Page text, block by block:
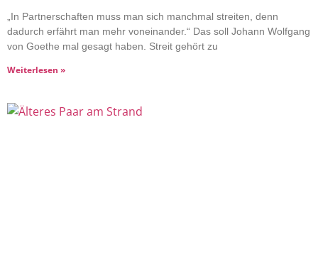
„In Partnerschaften muss man sich manchmal streiten, denn
dadurch erfährt man mehr voneinander.“ Das soll Johann Wolfgang
von Goethe mal gesagt haben. Streit gehört zu
Weiterlesen »